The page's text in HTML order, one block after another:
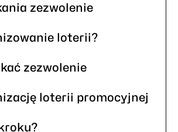
zezwolenie
loterii?
zezwolenie
loterii promocyjnej